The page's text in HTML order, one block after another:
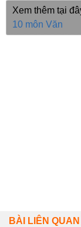
Xem thêm tại
10 môn Văn
BÀI LIÊN QUAN